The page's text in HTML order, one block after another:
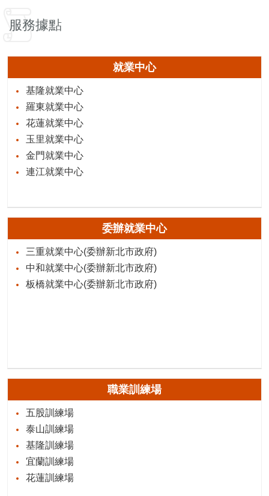
服務據點
就業中心
基隆就業中心
羅東就業中心
花蓮就業中心
玉里就業中心
金門就業中心
連江就業中心
委辦就業中心
三重就業中心(委辦新北市政府)
中和就業中心(委辦新北市政府)
板橋就業中心(委辦新北市政府)
職業訓練場
五股訓練場
泰山訓練場
基隆訓練場
宜蘭訓練場
花蓮訓練場